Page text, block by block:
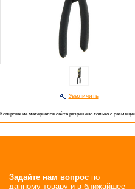
Увеличить
Копирование материалов сайта разрешено только с
Задайте нам вопрос по
данному товару и в ближайшее